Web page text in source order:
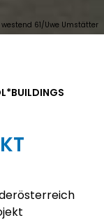
westend 61/Uwe Umstätter